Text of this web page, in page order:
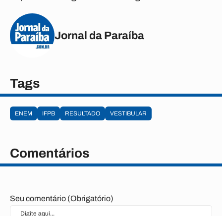
Jornal da Paraíba
Tags
ENEM IFPB RESULTADO VESTIBULAR
Comentários
Seu comentário (Obrigatório)